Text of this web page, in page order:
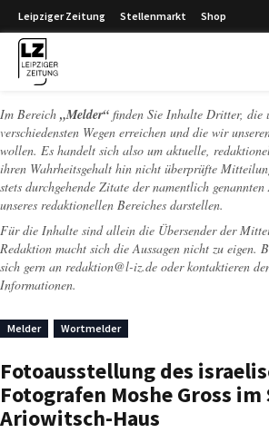
Leipziger Zeitung Stellenmarkt Shop
Im Bereich „Melder“ finden Sie Inhalte Dritter, die
verschiedensten Wegen erreichen und die wir
wollen. Es handelt sich also um aktuelle,
ihren Wahrheitsgehalt hin nicht überprüfte
stets durchgehende Zitate der namentlich
unseres redaktionellen Bereiches darstellen.
Für die Inhalte sind allein die Übersender der
Redaktion macht sich die Aussagen nicht zu eigen.
sich gern an redaktion@l-iz.de oder kontaktieren
Informationen.
Melder Wortmelder
Fotoausstellung des
Fotografen Moshe Gross im
Ariowitsch-Haus